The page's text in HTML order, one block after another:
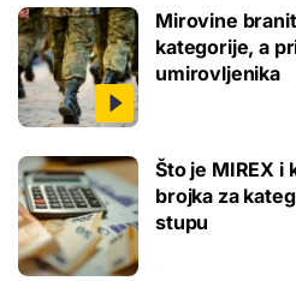
Mirovine
kategorije, a
umirovljenika
Što je MIREX i
brojka za
stupu